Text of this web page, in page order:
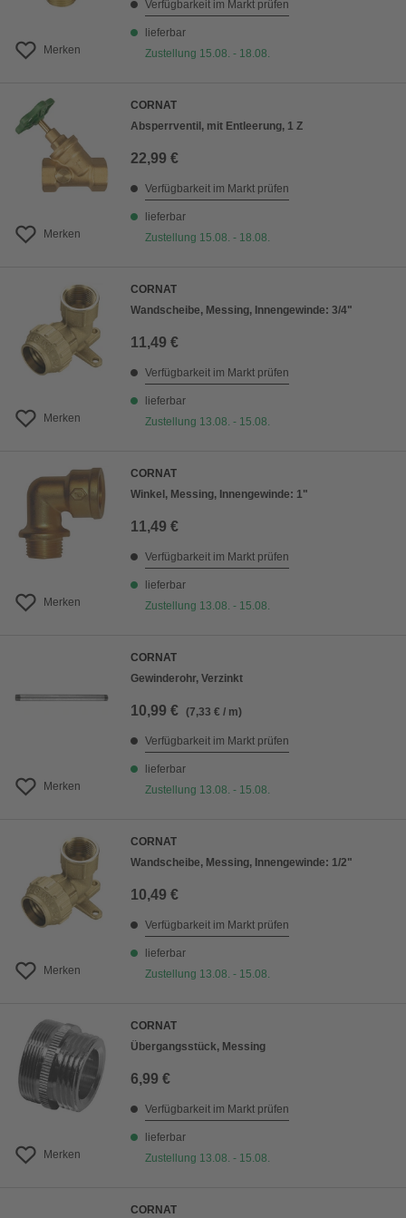
Merken
Verfügbarkeit im Markt prüfen
lieferbar
Zustellung 15.08. - 18.08.
Merken
CORNAT
Absperrventil, mit Entleerung, 1 Z
22,99 €
Verfügbarkeit im Markt prüfen
lieferbar
Zustellung 15.08. - 18.08.
Merken
CORNAT
Wandscheibe, Messing, Innengewinde: 3/4"
11,49 €
Verfügbarkeit im Markt prüfen
lieferbar
Zustellung 13.08. - 15.08.
Merken
CORNAT
Winkel, Messing, Innengewinde: 1"
11,49 €
Verfügbarkeit im Markt prüfen
lieferbar
Zustellung 13.08. - 15.08.
Merken
CORNAT
Gewinderohr, Verzinkt
10,99 € (7,33 € / m)
Verfügbarkeit im Markt prüfen
lieferbar
Zustellung 13.08. - 15.08.
Merken
CORNAT
Wandscheibe, Messing, Innengewinde: 1/2"
10,49 €
Verfügbarkeit im Markt prüfen
lieferbar
Zustellung 13.08. - 15.08.
Merken
CORNAT
Übergangsstück, Messing
6,99 €
Verfügbarkeit im Markt prüfen
lieferbar
Zustellung 13.08. - 15.08.
CORNAT